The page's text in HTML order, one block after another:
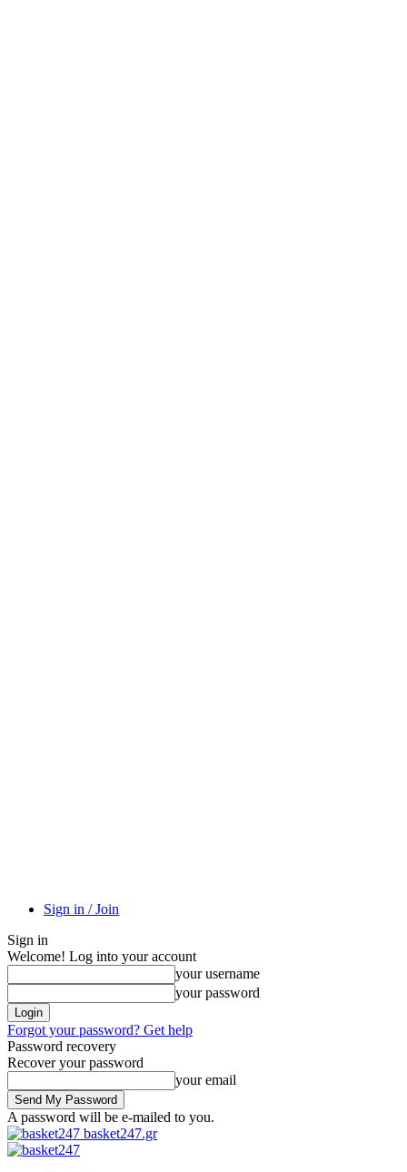
Sign in / Join
Sign in
Welcome! Log into your account
your username
your password
Forgot your password? Get help
Password recovery
Recover your password
your email
A password will be e-mailed to you.
basket247.gr